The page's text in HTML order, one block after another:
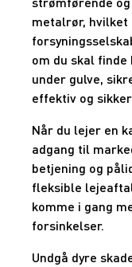
metalrør,
om du skal
under gulve,
effektiv og
Når du lejer en
adgang til
betjening og
fleksible
komme i gang
forsinkelser.
Undgå dyre